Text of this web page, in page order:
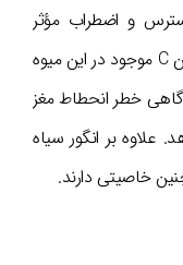
و اضطراب مؤثر
است. تحقیقات نشان داده‌اند ویتامین C موجود در این میوه
خطر انحطاط مغز
بر انگور سیاه
خاصیتی دارند.